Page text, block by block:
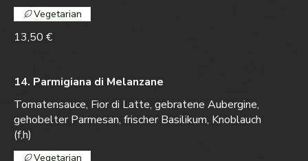
13,50 €
Vegetarian
14. Parmigiana di Melanzane
Tomatensauce, Fior di Latte, gebratene Aubergine,
gehobelter Parmesan, frischer Basilikum, Knoblauch
(f,h)
Vegetarian